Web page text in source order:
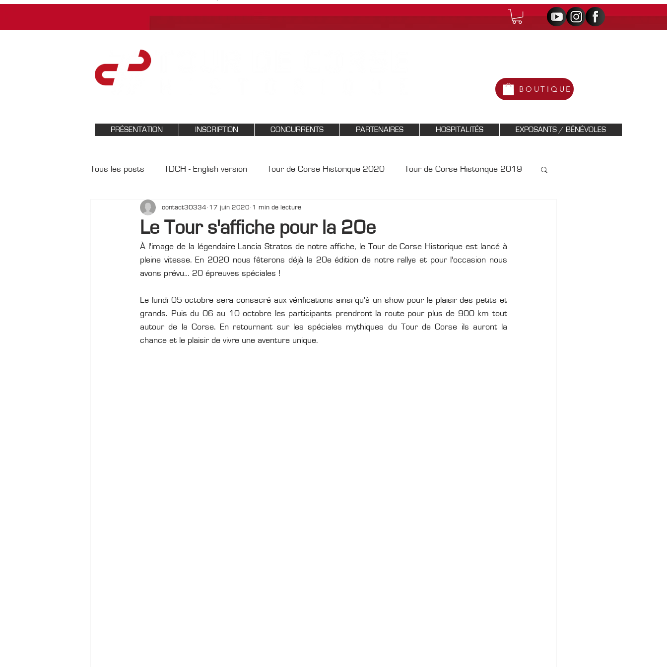
BOUTIQUE
PRÉSENTATION INSCRIPTION CONCURRENTS PARTENAIRES HOSPITALITÉS EXPOSANTS / BÉNÉVOLES
Tous les posts TDCH - English version Tour de Corse Historique 2020 Tour de Corse Historique 2019
Tour de Corse Historique 2018 Tour de Corse Historique 2017
Tour de Corse Historique
Le Tour s'affiche pour la 20e
contact30334 17 juin 2020 1 min de lecture
À l'image de la légendaire Lancia Stratos de notre affiche, le Tour de Corse Historique est lancé à
pleine vitesse. En 2020 nous fêterons déjà la 20e édition de notre rallye et pour l'occasion nous
avons prévu… 20 épreuves spéciales !
Le lundi 05 octobre sera consacré aux vérifications ainsi qu'à un show pour le plaisir des petits et
grands. Puis du 06 au 10 octobre les participants prendront la route pour plus de 900 km tout
autour de la Corse. En retournant sur les spéciales mythiques du Tour de Corse ils auront la
chance et le plaisir de vivre une aventure unique.